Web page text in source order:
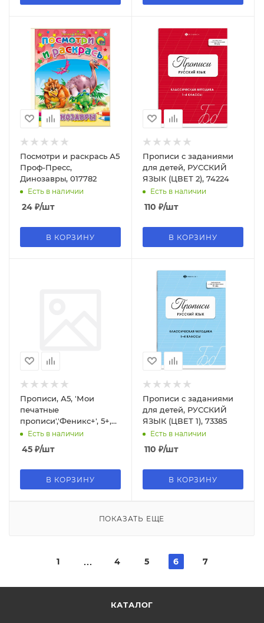
Посмотри и раскрась А5
Проф-Пресс,
Динозавры, 017782
Есть в наличии
24 ₽/шт
В КОРЗИНУ
Прописи с заданиями
для детей, РУССКИЙ
ЯЗЫК (ЦВЕТ 2), 74224
Есть в наличии
110 ₽/шт
В КОРЗИНУ
Прописи, А5, 'Мои
печатные
прописи','Феникс+', 5+,
160х230мм, 8 листов, в
ассортименте,
53754;55;56
Есть в наличии
45 ₽/шт
В КОРЗИНУ
Прописи с заданиями
для детей, РУССКИЙ
ЯЗЫК (ЦВЕТ 1), 73385
Есть в наличии
110 ₽/шт
В КОРЗИНУ
ПОКАЗАТЬ ЕЩЕ
1 4 5 6 7
КАТАЛОГ